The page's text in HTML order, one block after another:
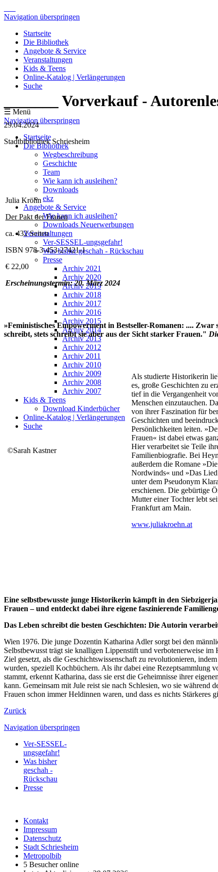
Navigation überspringen
Startseite
Die Bibliothek
Angebote & Service
Veranstaltungen
Kids & Teens
Online-Katalog | Verlängerungen
Suche
☰ Menü
Navigation überspringen
Startseite
Die Bibliothek
Wegbeschreibung
Geschichte
Team
Wie kann ich ausleihen?
Downloads
ekz
Angebote & Service
Wie kann ich ausleihen?
Downloads Neuerwerbungen
Veranstaltungen
Ver-SESSEL-ungsgefahr!
Was bisher geschah - Rückschau
Presse
Archiv 2021
Archiv 2020
Archiv 2019
Archiv 2018
Archiv 2017
Archiv 2016
Archiv 2015
Archiv 2014
Archiv 2013
Archiv 2012
Archiv 2011
Archiv 2010
Archiv 2009
Archiv 2008
Archiv 2007
Kids & Teens
Download Kinderbücher
Online-Katalog | Verlängerungen
Suche
_______ Vorverkauf -
29.04.2024
Stadtbibliothek Schriesheim
Julia Kröhn
Der Pakt der Frauen
ca. 432 Seiten
ISBN 978-3-453-27421-1
€ 22,00
Erscheinungstermin: 20. März 2024
»Feministisches Empowerment in Bestseller-Romanen: .... Zwar
schreibt, stets schreibt sie aber aus der Sicht starker Frauen."
©Sarah Kastner
Als studierte Historikerin
es, große Geschichten zu
tief in die Vergangenheit
Menschen einzutauchen.
von ihrer Faszination für
Geschichten und
Persönlichkeiten leiten.
Frauen« ist dabei etwas
Hier verarbeitet sie Teile
Familienbiografie. Bei
außerdem die Romane
Nordwinds« und »Das Lied
unter dem Pseudonym
erschienen. Die gebürtige
Mutter einer Tochter lebt
Frankfurt am Main.
www.juliakroehn.at
Eine selbstbewusste junge Historikerin kämpft in den
Frauen – und entdeckt dabei ihre eigene faszinierende
Das Leben schreibt die besten Geschichten: Die Autorin
Wien 1976. Die junge Dozentin Katharina Adler sorgt bei den
Selbstbewusst trägt sie knalligen Lippenstift und verbotenerweise
Ziel gesetzt, als die Geschichtswissenschaft zu revolutionieren,
wurden, speziell Kochbüchern. Als ihr dabei eine Rezeptsammlung
stammt, erkennt Katharina, dass sie erst die Geheimnisse ihrer
kann. Gemeinsam mit Jule reist sie nach Schlesien, wo sie während
Frauen schon immer Heldinnen waren, und dass es nichts Stärkeres
Zurück
Navigation überspringen
Ver-SESSEL-
ungsgefahr!
Was bisher
geschah -
Rückschau
Presse
Kontakt
Impressum
Datenschutz
Stadt Schriesheim
Metropolbib
5 Besucher online